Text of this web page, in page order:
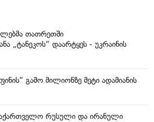
თათრეთში
„ტანეკოს“ დაარტყეს - უკრაინის
გამო მილიონზე მეტი ადამიანის
საქართველო რუსული და ირანული